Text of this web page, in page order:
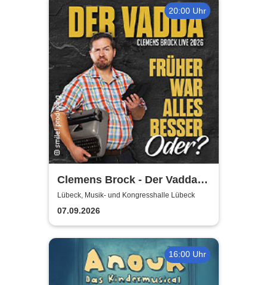
20:00 Uhr
Clemens Brock - Der Vadda -
Früher war alles besser,
oder?
Lübeck, Musik- und Kongresshalle Lübeck
07.09.2026
16:00 Uhr